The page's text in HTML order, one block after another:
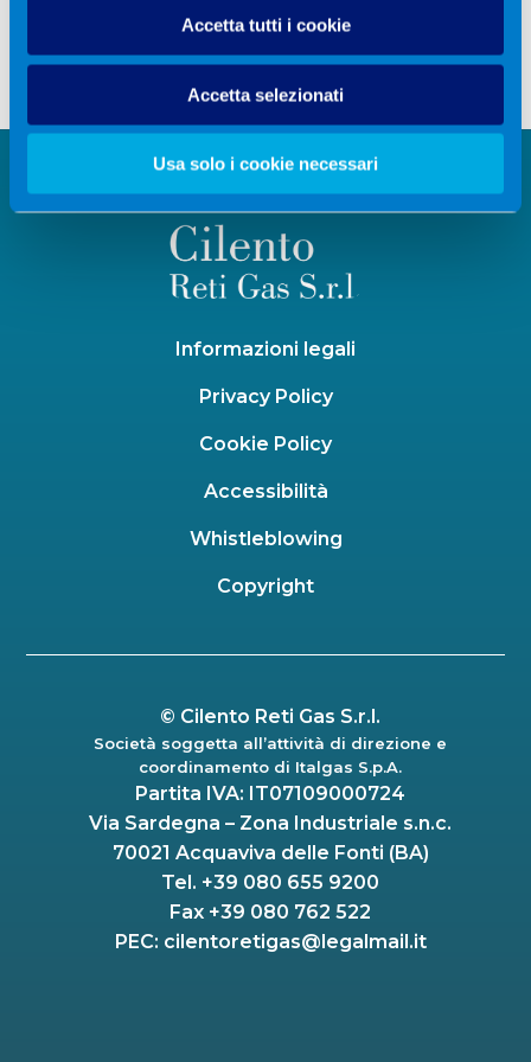
Accetta tutti i cookie
Accetta selezionati
Usa solo i cookie necessari
Privacy Policy
Informazioni legali
Privacy Policy
Cookie Policy
Accessibilità
Whistleblowing
Copyright
© Cilento Reti Gas S.r.l.
Società soggetta all’attività di direzione e
coordinamento di Italgas S.p.A.
Partita IVA: IT07109000724
Via Sardegna – Zona Industriale s.n.c.
70021 Acquaviva delle Fonti (BA)
Tel. +39 080 655 9200
Fax +39 080 762 522
PEC: cilentoretigas@legalmail.it